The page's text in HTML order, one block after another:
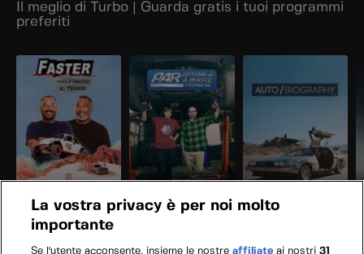
Il meglio di Turbo | Guarda gratis i tuoi programmi
preferiti
La vostra privacy è per noi molto
importante
Se l'utente acconsente, insieme le nostreaffiliateai nostri31